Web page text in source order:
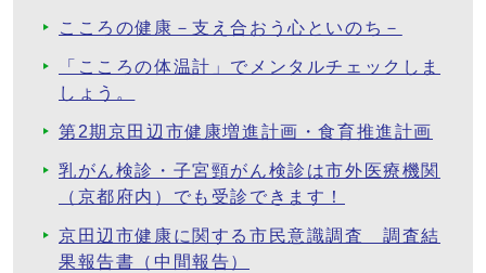
こころの健康－支え合おう心といのち－
「こころの体温計」でメンタルチェックしま
しょう。
第2期京田辺市健康増進計画・食育推進計画
乳がん検診・子宮頸がん検診は市外医療機関
（京都府内）でも受診できます！
京田辺市健康に関する市民意識調査 調査結
果報告書（中間報告）